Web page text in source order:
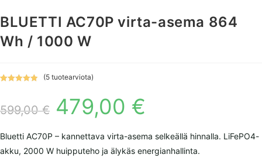
BLUETTI AC70P virta-asema 864
Wh / 1000 W
perustuen
arvotuksee
(5tuotearviota)
599,00€
Alkuperäinen
hinta
oli:
479,00 €
Bluetti AC70P – kannettava virta-asema selkeällä hinnalla. LiFePO4-
akku, 2000 W huipputeho ja älykäs energianhallinta.